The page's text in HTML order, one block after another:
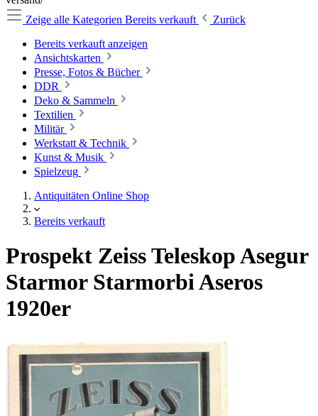
Zeige alle Kategorien Bereits verkauft
Zurück
Bereits verkauft anzeigen
Ansichtskarten
Presse, Fotos & Bücher
DDR
Deko & Sammeln
Textilien
Militär
Werkstatt & Technik
Kunst & Musik
Spielzeug
Antiquitäten Online Shop
Bereits verkauft
Prospekt Zeiss Teleskop Asegur
Starmor Starmorbi Aseros
1920er